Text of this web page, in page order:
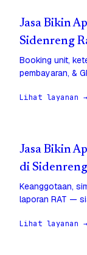
Jasa Bikin
Sidenreng
Booking unit,
pembayaran, &
Lihat layanan →
Jasa Bikin
di
Keanggotaan,
laporan RAT —
Lihat layanan →